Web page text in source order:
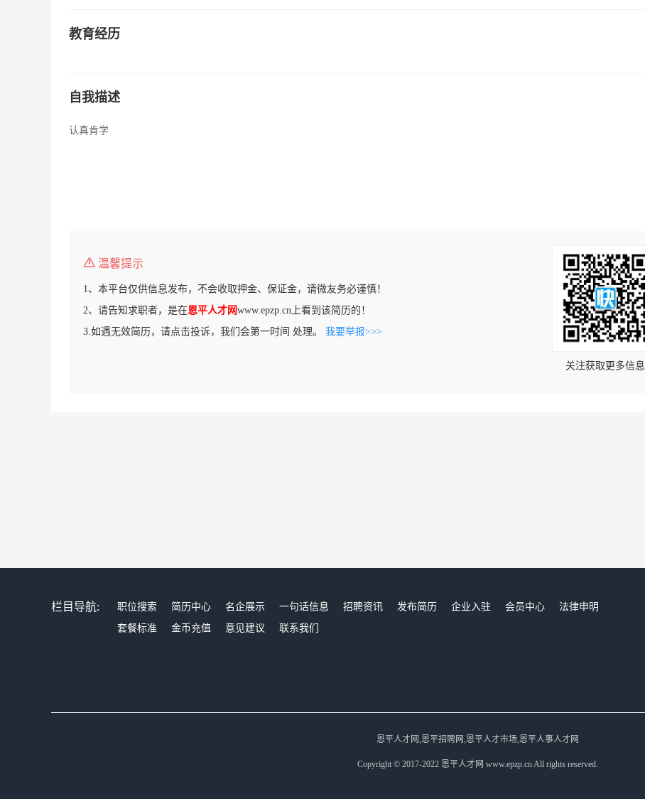
教育经历
自我描述
认真肯学
温馨提示
1、本平台仅供信息发布，不会收取押金、保证金，请微友务必谨慎！
2、请告知求职者，是在恩平人才网www.epzp.cn上看到该简历的！
3.如遇无效简历，请点击投诉，我们会第一时间 处理。 我要举报>>>
关注获取更多信息
栏目导航: 职位搜索 简历中心 名企展示 一句话信息 招聘资讯 发布简历 企业入驻 会员中心
法律申明
套餐标准
金币充值 意见建议 联系我们
恩平人才网,恩平招聘网,恩平人才市场,恩平人事人才网
Copyright © 2017-2022 恩平人才网 www.epzp.cn All rights reserved.